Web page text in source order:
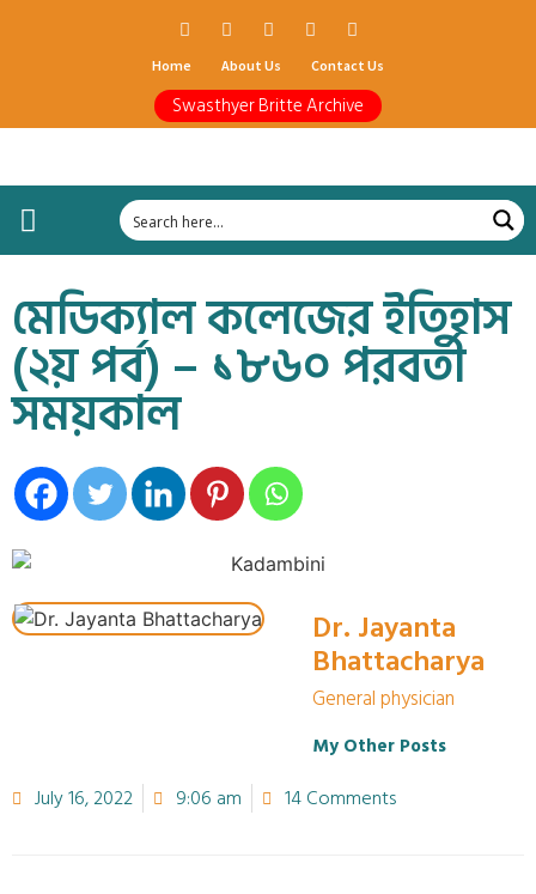
Home About Us Contact Us
Swasthyer Britte Archive
মেডিক্যাল কলেজের ইতিহাস
(২য় পর্ব) – ১৮৬০ পরবর্তী
সময়কাল
Dr. Jayanta
Bhattacharya
General physician
My Other Posts
July 16, 2022 9:06 am 14 Comments